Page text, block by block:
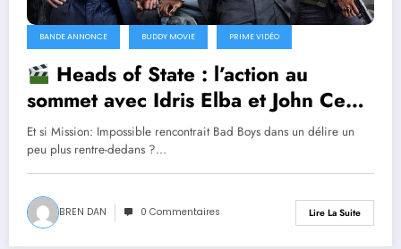
BANDE ANNONCE BUDDY MOVIE PRIME VIDÉO
Heads of State : l’action au
sommet avec Idris Elba et John Cena
Et si Mission: Impossible rencontrait Bad Boys dans un délire un
peu plus rentre-dedans ?…
BREN DAN 0 Commentaires Lire La Suite